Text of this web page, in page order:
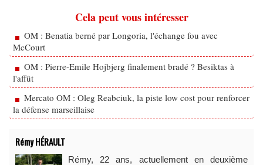
Cela peut vous intéresser
OM : Benatia berné par Longoria, l'échange fou avec
McCourt
OM : Pierre-Emile Hojbjerg finalement bradé ? Besiktas à
l'affût
Mercato OM : Oleg Reabciuk, la piste low cost pour renforcer
la défense marseillaise
Rémy HÉRAULT
Rémy, 22 ans, actuellement en deuxième